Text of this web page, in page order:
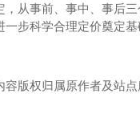
事前、事中、事后三
步科学合理定价奠定基
版权归属原作者及站